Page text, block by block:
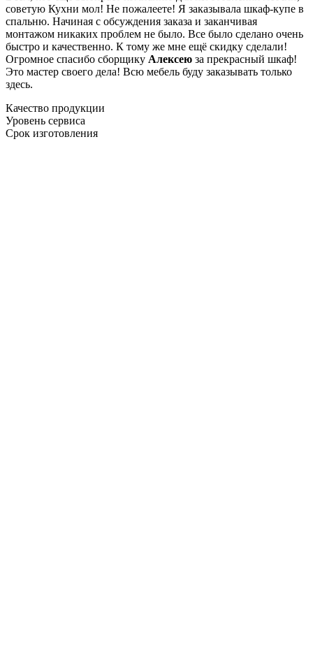
советую Кухни мол! Не пожалеете! Я заказывала шкаф-купе в
спальню. Начиная с обсуждения заказа и заканчивая
монтажом никаких проблем не было. Все было сделано очень
быстро и качественно. К тому же мне ещё скидку сделали!
Огромное спасибо сборщику Алексею за прекрасный шкаф!
Это мастер своего дела! Всю мебель буду заказывать только
здесь.
Качество продукции
Уровень сервиса
Срок изготовления